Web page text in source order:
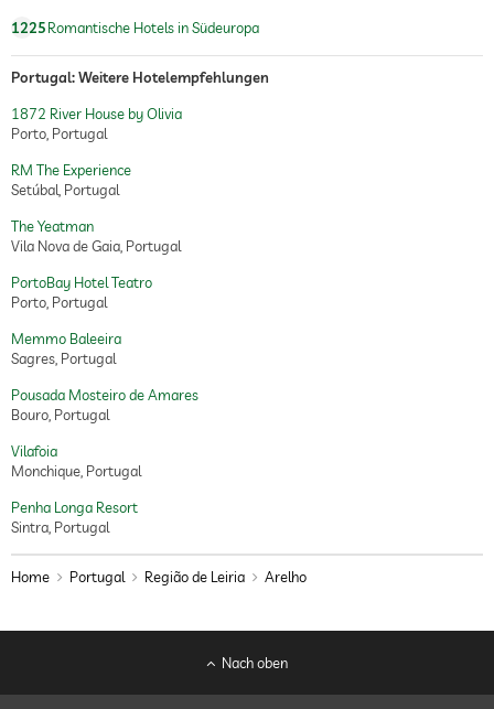
1225Romantische Hotels in Südeuropa
Portugal: Weitere Hotelempfehlungen
1872 River House by Olivia
Porto, Portugal
RM The Experience
Setúbal, Portugal
The Yeatman
Vila Nova de Gaia, Portugal
PortoBay Hotel Teatro
Porto, Portugal
Memmo Baleeira
Sagres, Portugal
Pousada Mosteiro de Amares
Bouro, Portugal
Vilafoia
Monchique, Portugal
Penha Longa Resort
Sintra, Portugal
Home Portugal Região de Leiria Arelho
Nach oben